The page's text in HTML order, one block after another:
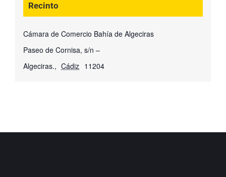
Recinto
Cámara de Comercio Bahía de Algeciras
Paseo de Cornisa, s/n –
Algeciras., Cádiz 11204